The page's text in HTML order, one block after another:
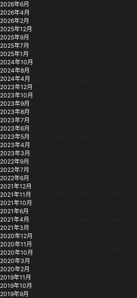
2026年6月
2026年4月
2026年2月
2025年12月
2025年9月
2025年7月
2025年1月
2024年10月
2024年8月
2024年4月
2023年12月
2023年10月
2023年9月
2023年8月
2023年7月
2023年6月
2023年5月
2023年4月
2023年3月
2022年9月
2022年7月
2022年6月
2021年12月
2021年11月
2021年10月
2021年6月
2021年4月
2021年3月
2020年12月
2020年11月
2020年10月
2020年3月
2020年2月
2019年11月
2019年10月
2019年9月